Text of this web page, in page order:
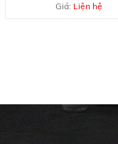
Giá: Liện hệ